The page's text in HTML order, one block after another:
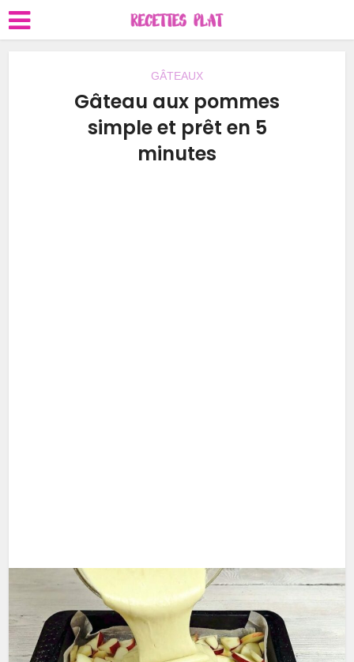
GÂTEAUX
Gâteau aux pommes
simple et prêt en 5
minutes